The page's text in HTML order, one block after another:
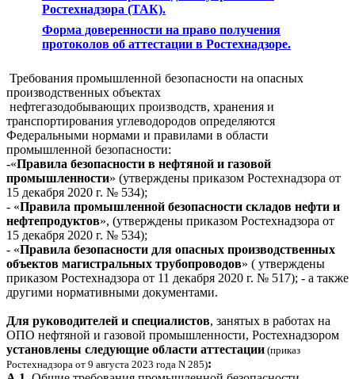
Ростехнадзора (ТАК).
Форма доверенности на право получения
протоколов об аттестации в Ростехнадзоре.
Требования промышленной безопасности на опасных
производственных объектах
нефтегазодобывающих производств, хранения и
транспортирования углеводородов определяются
Федеральными нормами и правилами в области
промышленной безопасности:
-«Правила безопасности в нефтяной и газовой
промышленности» (утверждены приказом Ростехнадзора от
15 декабря 2020 г. № 534);
- «Правила промышленной безопасности складов нефти и
нефтепродуктов», (утверждены приказом Ростехнадзора от
15 декабря 2020 г. № 534);
- «Правила безопасности для опасных производственных
объектов магистральных трубопроводов» ( утверждены
приказом Ростехнадзора от 11 декабря 2020 г. № 517); - а также
другими нормативными документами.
Для руководителей и специалистов, занятых в работах на
ОПО нефтяной и газовой промышленности, Ростехнадзором
установлены следующие области аттестации (приказ
Ростехнадзора от 9 августа 2023 года N 285):